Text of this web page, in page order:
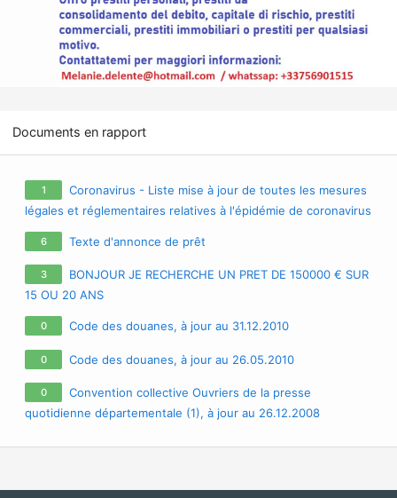
Documents en rapport
1
Coronavirus - Liste mise à jour de toutes les mesures
légales et réglementaires relatives à l'épidémie de coronavirus
/ covid-19 / sars-cov-2
6 Texte d'annonce de prêt
3
BONJOUR JE RECHERCHE UN PRET DE 150000 € SUR
15 OU 20 ANS
0 Code des douanes, à jour au 31.12.2010
0 Code des douanes, à jour au 26.05.2010
0
Convention collective Ouvriers de la presse
quotidienne départementale (1), à jour au 26.12.2008